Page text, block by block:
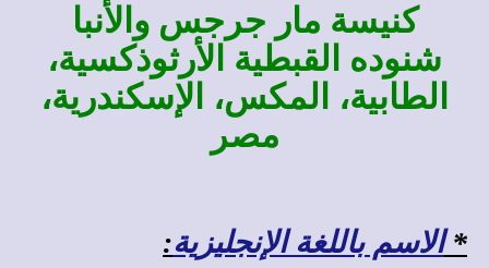
كنيسة مار جرجس والأنبا
شنوده القبطية الأرثوذكسية،
الطابية، المكس، الإسكندرية،
مصر
*الاسم باللغة الإنجليزية: